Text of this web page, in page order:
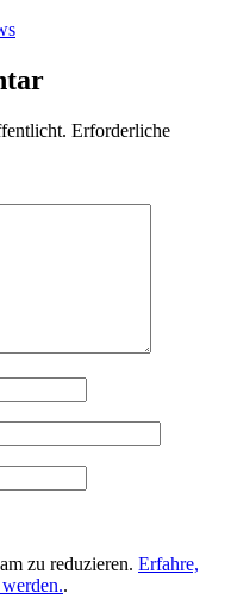
Erforderliche
zu reduzieren. Erfahre,
.